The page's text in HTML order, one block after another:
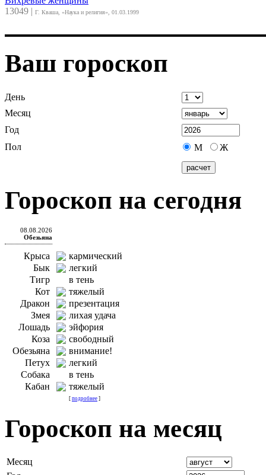
13049 | Г. Кваша, «Наука и религия», 01.03.1999
Ваш гороскоп
День
Месяц
Год
Пол
М Ж
Гороскоп на сегодня
08.08.2026
Обезьяна
Крыса
кармический
Бык
легкий
Тигр
в тень
Кот
тяжелый
Дракон
презентация
Змея
лихая удача
Лошадь
эйфория
Коза
свободный
Обезьяна
внимание!
Петух
легкий
Собака
в тень
Кабан
тяжелый
[ подробнее ]
Гороскоп на месяц
Месяц